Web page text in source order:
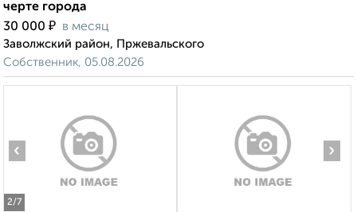
черте города
30 000 ₽ в месяц
Заволжский район, Пржевальского
Собственник, 05.08.2026
2/7
‹ ›